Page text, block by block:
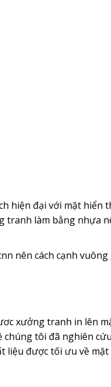
hiện đại với mặt hiển
tranh làm bằng nhựa
nên cách cạnh
xưởng tranh in lên
tôi đã nghiên
liệu được tối ưu về